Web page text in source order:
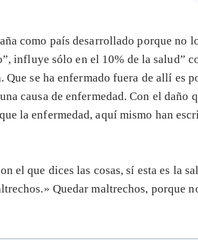
como país desarrollado porque no
influye sólo en el 10% de la salud”
se ha enfermado fuera de allí es
causa de enfermedad. Con el daño
la enfermedad, aquí mismo han
el que dices las cosas, sí esta es la
Quedar maltrechos, porque